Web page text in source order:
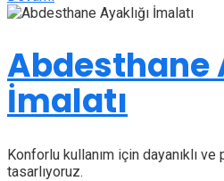
Abdesthane
İmalatı
Konforlu kullanım için dayanıklı
tasarlıyoruz.